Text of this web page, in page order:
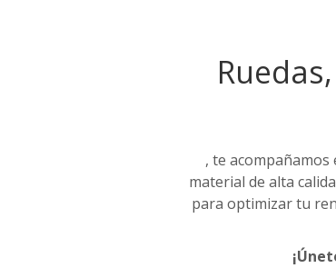
, te acompañamos
material de alta
para optimizar tu